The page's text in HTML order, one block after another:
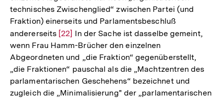
technisches Zwischenglied“ zwischen Partei (und
Fraktion) einerseits und Parlamentsbeschluß
andererseits Zur
Auflösung
der
Fußnote
[22] In der Sache ist dasselbe gemeint,
wenn Frau Hamm-Brücher den einzelnen
Abgeordneten und „die Fraktion“ gegenüberstellt,
„die Fraktionen“ pauschal als die „Machtzentren des
parlamentarischen Geschehens“ bezeichnet und
zugleich die „Minimalisierung" der „parlamentarischen